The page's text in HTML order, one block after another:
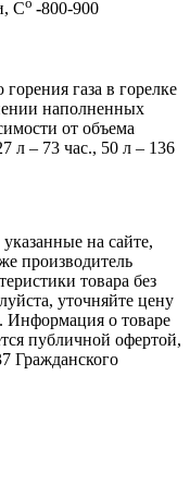
C
-800-900
газа в горелке
наполненных
от объема
л – 73 час., 50 л – 136
на сайте,
производитель
товара без
уточняйте цену
Информация о товаре
публичной офертой,
Гражданского